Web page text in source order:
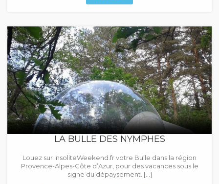
LA BULLE DES NYMPHES
Louez sur InsoliteWeekend.fr votre Bulle dans la région
Provence-Alpes-Côte d’Azur, pour des vacances sous le
signe du dépaysement. […]